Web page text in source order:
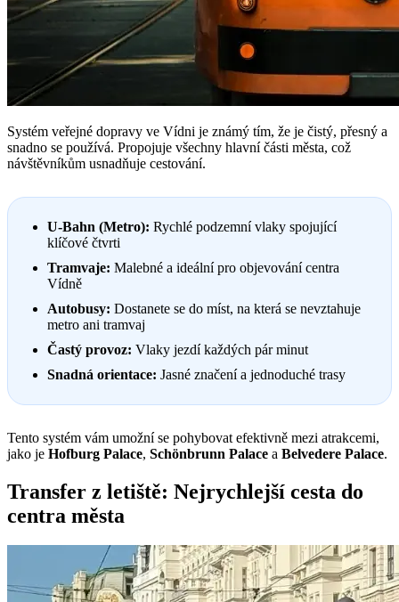
Systém veřejné dopravy ve Vídni je známý tím, že je čistý, přesný a
snadno se používá. Propojuje všechny hlavní části města, což
návštěvníkům usnadňuje cestování.
U-Bahn (Metro): Rychlé podzemní vlaky spojující
klíčové čtvrti
Tramvaje: Malebné a ideální pro objevování centra
Vídně
Autobusy: Dostanete se do míst, na která se nevztahuje
metro ani tramvaj
Častý provoz: Vlaky jezdí každých pár minut
Snadná orientace: Jasné značení a jednoduché trasy
Tento systém vám umožní se pohybovat efektivně mezi atrakcemi,
jako je Hofburg Palace, Schönbrunn Palace a Belvedere Palace.
Transfer z letiště: Nejrychlejší cesta do
centra města